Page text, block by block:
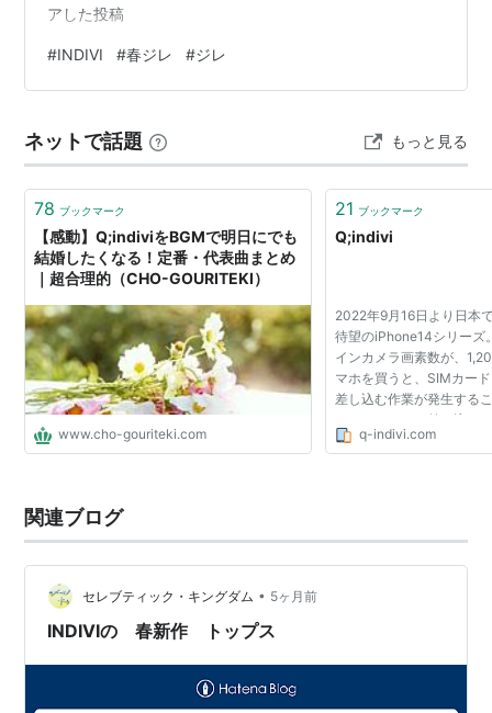
アした投稿
#INDIVI #春ジレ #ジレ
ネットで話題 もっと見る
78 ブックマーク
【感動】Q;indiviをBGMで明日にでも
結婚したくなる！定番・代表曲まとめ
｜超合理的（CHO-GOURITEKI）
www.cho-gouriteki.com
21 ブックマーク
Q;indivi
2022年9月16日より日本
待望のiPhone14シリーズ
インカメラ画素数が、
マホを買うと、SIMカー
差し込む作業が発生する
かし、ちゃんと差し込ん
カー...q-indivi.com
関連ブログ
セレブティック・キングダム • 5ヶ月前
INDIVIの 春新作 トップス